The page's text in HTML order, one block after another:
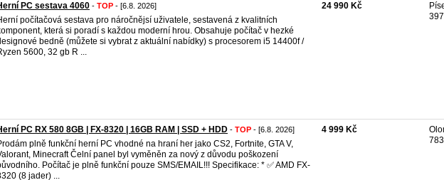
PC sestava 4060 - TOP - [6.8. 2026]
počítačová sestava pro náročnějsí uživatele, sestavená z kvalitních
která si poradí s každou moderní hrou. Obsahuje počítač v hezké
bedně (můžete si vybrat z aktuální nabídky) s procesorem i5 14400f /
5600, 32 gb R ...
24 990 Kč
PC RX 580 8GB | FX-8320 | 16GB RAM | SSD + HDD - TOP - [6.8. 2026]
plně funkční herní PC vhodné na hraní her jako CS2, Fortnite, GTA V,
Minecraft Čelní panel byl vyměněn za nový z důvodu poškození
Počítač je plně funkční pouze SMS/EMAIL!!! Specifikace: * ✅ AMD FX-
(8 jader) ...
4 999 Kč